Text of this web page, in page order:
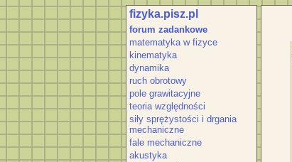
fizyka.pisz.pl
forum zadankowe
matematyka w fizyce
kinematyka
dynamika
ruch obrotowy
pole grawitacyjne
teoria względności
siły sprężystości i drgania
mechaniczne
fale mechaniczne
akustyka